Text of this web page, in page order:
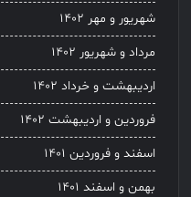
شهریور و مهر ۱۴۰۲
مرداد و شهریور ۱۴۰۲
اردیبهشت و خرداد ۱۴۰۲
فروردین و اردیبهشت ۱۴۰۲
اسفند و فروردین ۱۴۰۱
بهمن و اسفند ۱۴۰۱